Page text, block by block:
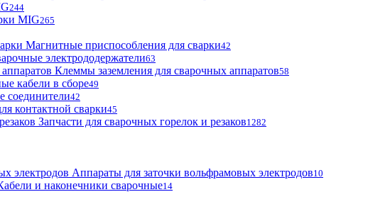
244
MIG265
Магнитные приспособления для сварки42
электрододержатели63
Клеммы заземления для сварочных аппаратов58
кабели в сборе49
соединители42
контактной сварки45
Запчасти для сварочных горелок и резаков1282
Аппараты для заточки вольфрамовых электродов10
и наконечники сварочные14